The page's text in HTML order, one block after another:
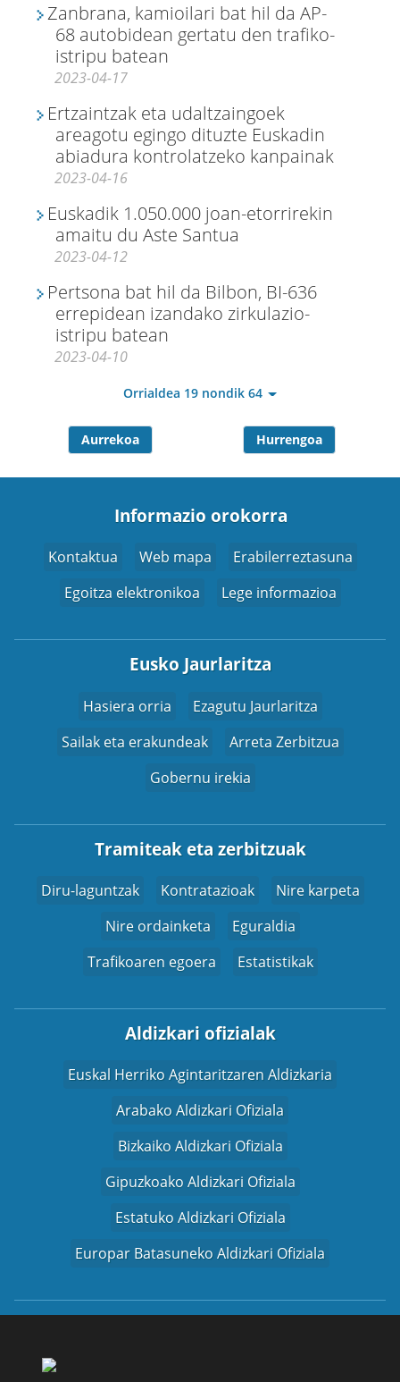
Zanbrana, kamioilari bat hil da AP-
68 autobidean gertatu den trafiko-
istripu batean
2023-04-17
Ertzaintzak eta udaltzaingoek
areagotu egingo dituzte Euskadin
abiadura kontrolatzeko kanpainak
2023-04-16
Euskadik 1.050.000 joan-etorrirekin
amaitu du Aste Santua
2023-04-12
Pertsona bat hil da Bilbon, BI-636
errepidean izandako zirkulazio-
istripu batean
2023-04-10
Orrialdea 19 nondik 64
Aurrekoa Hurrengoa
Informazio orokorra
Kontaktua Web mapa
Erabilerreztasuna
Egoitza elektronikoa
Lege informazioa
Eusko Jaurlaritza
Hasiera orria
Ezagutu Jaurlaritza
Sailak eta erakundeak
Arreta Zerbitzua
Gobernu irekia
Tramiteak eta zerbitzuak
Diru-laguntzak Kontratazioak
Nire karpeta
Nire ordainketa
Eguraldia
Trafikoaren egoera
Estatistikak
Aldizkari ofizialak
Euskal Herriko Agintaritzaren Aldizkaria
Arabako Aldizkari Ofiziala
Bizkaiko Aldizkari Ofiziala
Gipuzkoako Aldizkari Ofiziala
Estatuko Aldizkari Ofiziala
Europar Batasuneko Aldizkari Ofiziala